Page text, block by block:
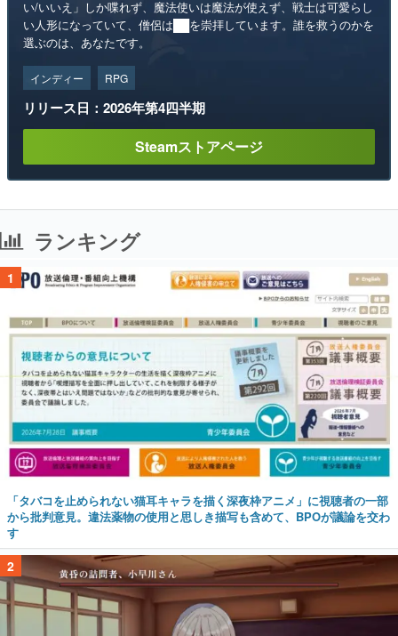
い/いいえ」しか喋れず、魔法使いは魔法が使えず、戦士は可愛らし
い人形になっていて、僧侶は██を崇拝しています。誰を救うのかを
選ぶのは、あなたです。
インディー RPG
リリース日：2026年第4四半期
Steamストアページ
ランキング
1
「タバコを止められない猫耳キャラを描く深夜枠アニメ」に視聴者の一部
から批判意見。違法薬物の使用と思しき描写も含めて、BPOが議論を交わ
す
2